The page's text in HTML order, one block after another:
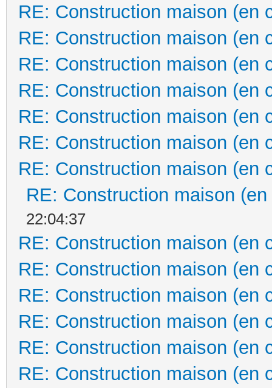
RE: Construction maison (en
RE: Construction maison (en
RE: Construction maison (en
RE: Construction maison (en
RE: Construction maison (en
RE: Construction maison (en
RE: Construction maison (en
RE: Construction maison
22:04:37
RE: Construction maison (en
RE: Construction maison (en
RE: Construction maison (en
RE: Construction maison (en
RE: Construction maison (en
RE: Construction maison (en